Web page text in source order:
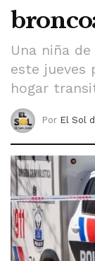
Una niña
este jueves
hogar
Por El Sol